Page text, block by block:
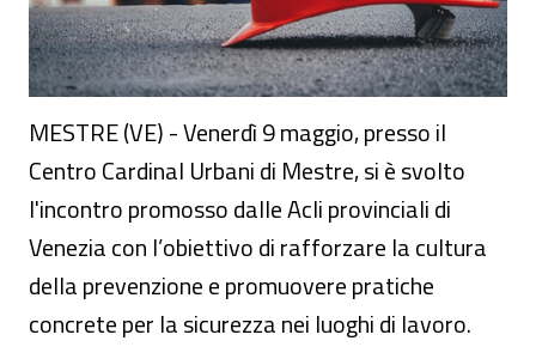
MESTRE (VE) - Venerdì 9 maggio, presso il
Centro Cardinal Urbani di Mestre, si è svolto
l'incontro promosso dalle Acli provinciali di
Venezia con l’obiettivo di rafforzare la cultura
della prevenzione e promuovere pratiche
concrete per la sicurezza nei luoghi di lavoro.